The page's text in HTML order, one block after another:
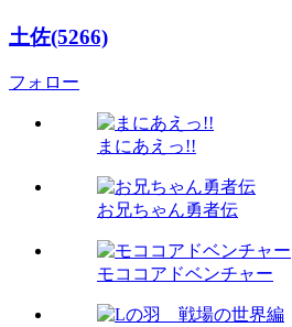
土佐(5266)
フォロー
まにあえっ!!
お兄ちゃん勇者伝
モココアドベンチャー